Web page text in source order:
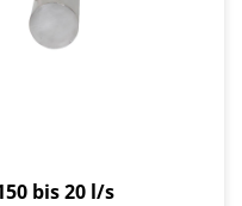
bis 20 l/s